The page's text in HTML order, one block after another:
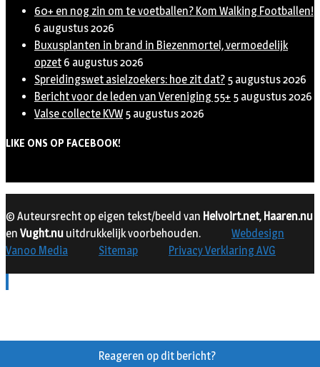
60+ en nog zin om te voetballen? Kom Walking Footballen!
6 augustus 2026
Buxusplanten in brand in Biezenmortel, vermoedelijk
opzet 6 augustus 2026
Spreidingswet asielzoekers: hoe zit dat? 5 augustus 2026
Bericht voor de leden van Vereniging 55+ 5 augustus 2026
Valse collecte KVW 5 augustus 2026
LIKE ONS OP FACEBOOK!
Reageren op dit bericht?
© Auteursrecht op eigen tekst/beeld van Helvoirt.net, Haaren.nu
en Vught.nu uitdrukkelijk voorbehouden.
Webdesign
Vanoo Media
Sitemap Privacy Verklaring AVG